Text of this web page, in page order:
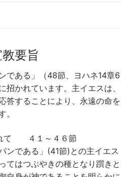
要旨
である」（48節、ヨハネ14章6
招かれています。主イエスは、
答することにより、永遠の命を
。
れて ４１～４６節
ンである」(41節)との主イエス
てはつぶやきの種となり躓きと